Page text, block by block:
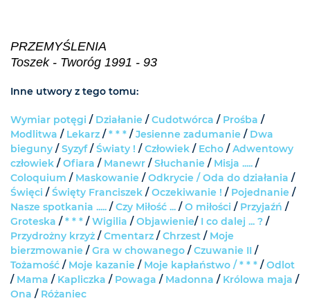
PRZEMYŚLENIA
Toszek - Tworóg 1991 - 93
Inne utwory z tego tomu:
Wymiar potęgi / Działanie /Cudotwórca / Prośba /
Modlitwa / Lekarz /* * * /Jesienne zadumanie / Dwa
bieguny /Syzyf/Światy ! /Człowiek / Echo /Adwentowy
człowiek /Ofiara / Manewr /Słuchanie / Misja ..... /
Coloquium / Maskowanie /Odkrycie / Oda do działania /
Święci /Święty Franciszek /Oczekiwanie ! / Pojednanie /
Nasze spotkania ..... /Czy Miłość ... /O miłości / Przyjaźń /
Groteska /* * * /Wigilia /Objawienie/ I co dalej ... ? /
Przydrożny krzyż /Cmentarz /Chrzest / Moje
bierzmowanie /Gra w chowanego /Czuwanie II /
Tożamość / Moje kazanie / Moje kapłaństwo / * * * /Odlot
/ Mama / Kapliczka / Powaga / Madonna / Królowa maja /
Ona / Różaniec